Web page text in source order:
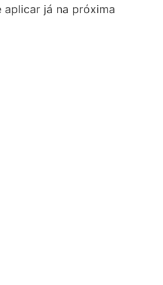
já na próxima